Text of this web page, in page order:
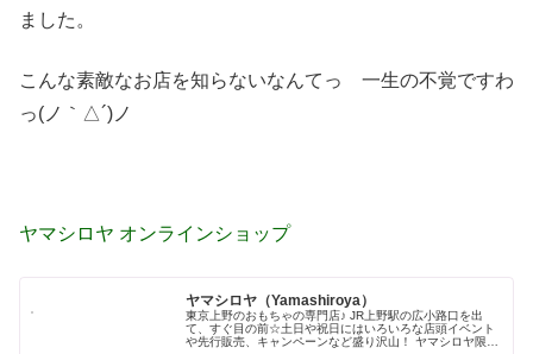
ました。
こんな素敵なお店を知らないなんてっ 一生の不覚ですわ
っ(ノ｀△´)ノ
ヤマシロヤ オンラインショップ
ヤマシロヤ（Yamashiroya）
東京上野のおもちゃの専門店♪ JR上野駅の広小路口を出
て、すぐ目の前☆土日や祝日にはいろいろな店頭イベント
や先行販売、キャンペーンなど盛り沢山！ ヤマシロヤ限